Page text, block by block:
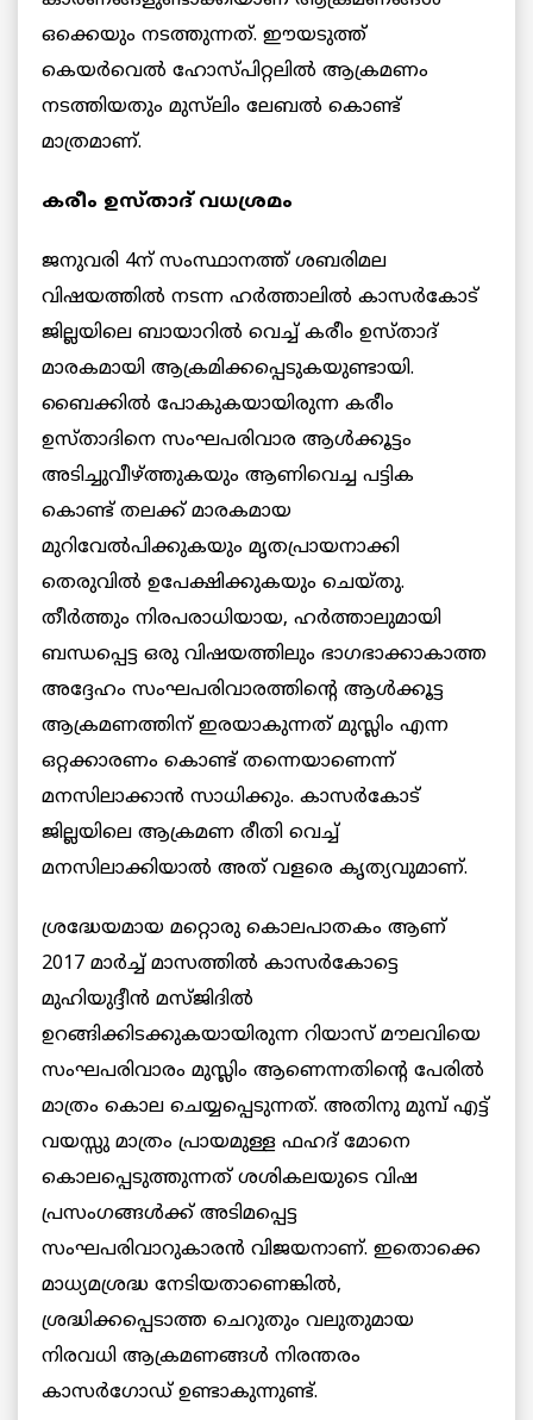
ഒക്കെയും നടത്തുന്നത്. ഈയടുത്ത്
കെയർവെൽ ഹോസ്പിറ്റലിൽ ആക്രമണം
നടത്തിയതും മുസ്‌ലിം ലേബൽ കൊണ്ട്
മാത്രമാണ്.
കരീം ഉസ്താദ് വധശ്രമം
ജനുവരി 4ന് സംസ്ഥാനത്ത് ശബരിമല
വിഷയത്തില്‍ നടന്ന ഹര്‍ത്താലില്‍ കാസര്‍കോട്
ജില്ലയിലെ ബായാറില്‍ വെച്ച് കരീം ഉസ്താദ്
മാരകമായി ആക്രമിക്കപ്പെടുകയുണ്ടായി.
ബൈക്കില്‍ പോകുകയായിരുന്ന കരീം
ഉസ്താദിനെ സംഘപരിവാര ആള്‍ക്കൂട്ടം
അടിച്ചുവീഴ്ത്തുകയും ആണിവെച്ച പട്ടിക
കൊണ്ട് തലക്ക് മാരകമായ
മുറിവേൽപിക്കുകയും മൃതപ്രായനാക്കി
തെരുവില്‍ ഉപേക്ഷിക്കുകയും ചെയ്തു.
തീര്‍ത്തും നിരപരാധിയായ, ഹര്‍ത്താലുമായി
ബന്ധപ്പെട്ട ഒരു വിഷയത്തിലും ഭാഗഭാക്കാകാത്ത
അദ്ദേഹം സംഘപരിവാരത്തിന്‍റെ ആള്‍ക്കൂട്ട
ആക്രമണത്തിന് ഇരയാകുന്നത് മുസ്ലിം എന്ന
ഒറ്റക്കാരണം കൊണ്ട് തന്നെയാണെന്ന്
മനസിലാക്കാന്‍ സാധിക്കും. കാസര്‍കോട്
ജില്ലയിലെ ആക്രമണ രീതി വെച്ച്
മനസിലാക്കിയാല്‍ അത് വളരെ കൃത്യവുമാണ്.
ശ്രദ്ധേയമായ മറ്റൊരു കൊലപാതകം ആണ്
2017 മാര്‍ച്ച് മാസത്തില്‍ കാസര്‍കോട്ടെ
മുഹിയുദ്ദീന്‍ മസ്ജിദില്‍
ഉറങ്ങിക്കിടക്കുകയായിരുന്ന റിയാസ് മൗലവിയെ
സംഘപരിവാരം മുസ്ലിം ആണെന്നതിന്‍റെ പേരില്‍
മാത്രം കൊല ചെയ്യപ്പെടുന്നത്. അതിനു മുമ്പ് എട്ട്
വയസ്സു മാത്രം പ്രായമുള്ള ഫഹദ് മോനെ
കൊലപ്പെടുത്തുന്നത് ശശികലയുടെ വിഷ
പ്രസംഗങ്ങള്‍ക്ക് അടിമപ്പെട്ട
സംഘപരിവാറുകാരൻ വിജയനാണ്. ഇതൊക്കെ
മാധ്യമശ്രദ്ധ നേടിയതാണെങ്കിൽ,
ശ്രദ്ധിക്കപ്പെടാത്ത ചെറുതും വലുതുമായ
നിരവധി ആക്രമണങ്ങള്‍ നിരന്തരം
കാസര്‍ഗോഡ് ഉണ്ടാകുന്നുണ്ട്.